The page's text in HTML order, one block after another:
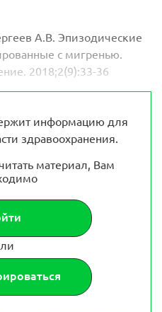
А.В. Эпизодические
с мигренью.
2018;2(9):33-36
информацию для
здравоохранения.
материал, Вам